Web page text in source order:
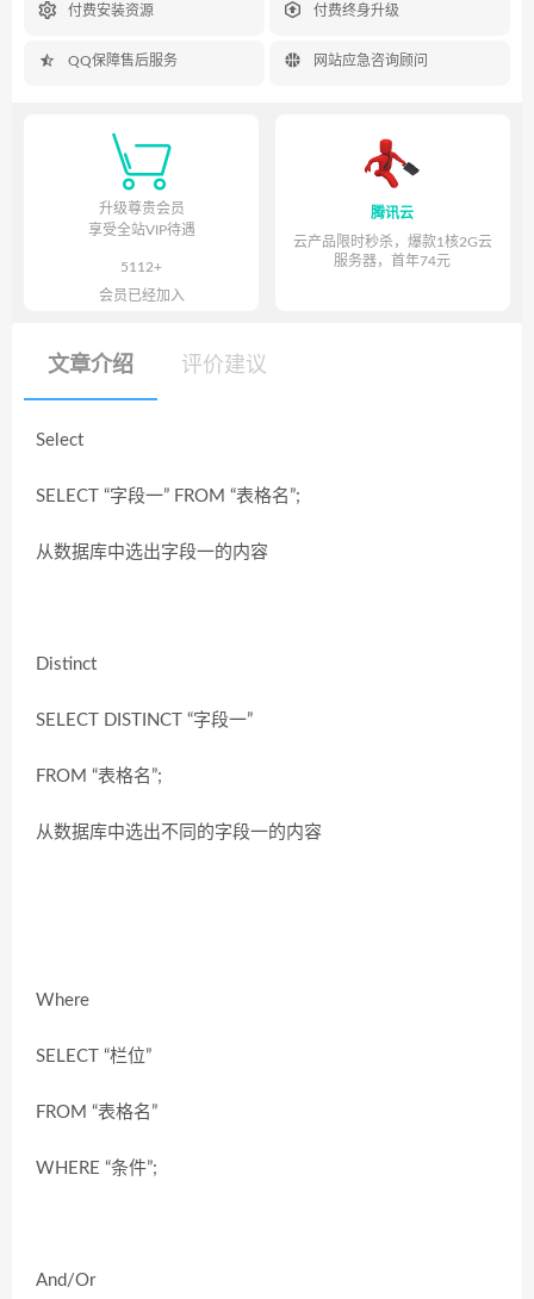
 付费安装资源  付费终身升级
 QQ保障售后服务  网站应急咨询顾问

升级尊贵会员
享受全站VIP待遇
5112+
会员已经加入
腾讯云
云产品限时秒杀，爆款1核2G云
服务器，首年74元
文章介绍 评价建议
Select
SELECT “字段一” FROM “表格名”;
从数据库中选出字段一的内容
Distinct
SELECT DISTINCT “字段一”
FROM “表格名”;
从数据库中选出不同的字段一的内容
Where
SELECT “栏位”
FROM “表格名”
WHERE “条件”;
And/Or